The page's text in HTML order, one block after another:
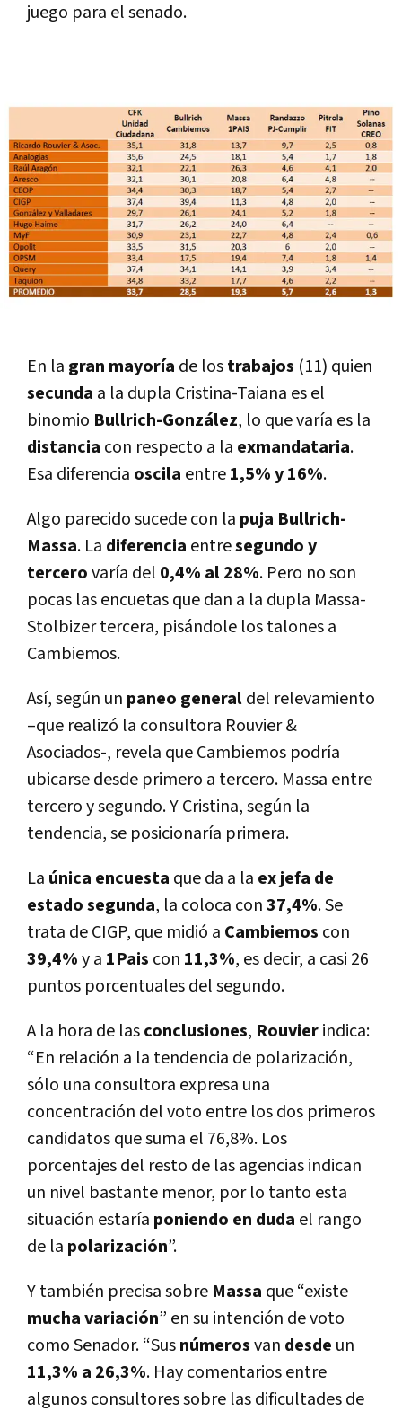
juego para el senado.
En la gran mayoría de lostrabajos (11) quien
secunda a la dupla Cristina-Taiana es el
binomio Bullrich-González, lo que varía es la
distancia con respecto a la exmandataria.
Esa diferencia oscila entre1,5% y 16%.
Algo parecido sucede con la puja Bullrich-
Massa. La diferencia entresegundo y
tercerovaría del 0,4% al 28%. Pero no son
pocas las encuetas que dan a la dupla Massa-
Stolbizer tercera, pisándole los talones a
Cambiemos.
Así, según un paneo generaldel relevamiento
–que realizó la consultora Rouvier &
Asociados-, revela que Cambiemos podría
ubicarse desde primero a tercero. Massa entre
tercero y segundo. Y Cristina, según la
tendencia, se posicionaría primera.
La única encuesta que da a la ex jefa de
estadosegunda, la coloca con37,4%. Se
trata de CIGP, que midió a Cambiemos con
39,4%y a 1Pais con 11,3%, es decir, a casi 26
puntos porcentuales del segundo.
A la hora de lasconclusiones, Rouvierindica:
“En relación a la tendencia de polarización,
sólo una consultora expresa una
concentración del voto entre los dos primeros
candidatos que suma el 76,8%. Los
porcentajes del resto de las agencias indican
un nivel bastante menor, por lo tanto esta
situación estaría poniendo en duda el rango
de la polarización”.
Y también precisa sobre Massa que “existe
mucha variación” en su intención de voto
como Senador. “Susnúmerosvan desde un
11,3% a 26,3%. Hay comentarios entre
algunos consultores sobre las dificultades de